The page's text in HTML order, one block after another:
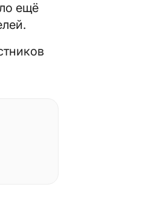
ещё